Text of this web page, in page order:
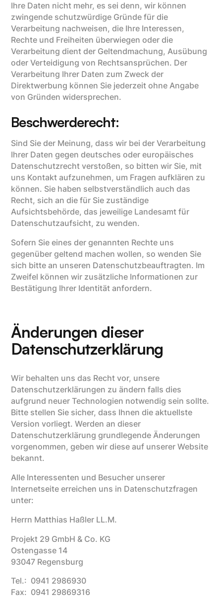
Ihre Daten nicht mehr, es sei denn, wir können
zwingende schutzwürdige Gründe für die
Verarbeitung nachweisen, die Ihre Interessen,
Rechte und Freiheiten überwiegen oder die
Verarbeitung dient der Geltendmachung, Ausübung
oder Verteidigung von Rechtsansprüchen. Der
Verarbeitung Ihrer Daten zum Zweck der
Direktwerbung können Sie jederzeit ohne Angabe
von Gründen widersprechen.
Beschwerderecht:
Sind Sie der Meinung, dass wir bei der Verarbeitung
Ihrer Daten gegen deutsches oder europäisches
Datenschutzrecht verstoßen, so bitten wir Sie, mit
uns Kontakt aufzunehmen, um Fragen aufklären zu
können. Sie haben selbstverständlich auch das
Recht, sich an die für Sie zuständige
Aufsichtsbehörde, das jeweilige Landesamt für
Datenschutzaufsicht, zu wenden.
Sofern Sie eines der genannten Rechte uns
gegenüber geltend machen wollen, so wenden Sie
sich bitte an unseren Datenschutzbeauftragten. Im
Zweifel können wir zusätzliche Informationen zur
Bestätigung Ihrer Identität anfordern.
Änderungen dieser
Datenschutzerklärung
Wir behalten uns das Recht vor, unsere
Datenschutzerklärungen zu ändern falls dies
aufgrund neuer Technologien notwendig sein sollte.
Bitte stellen Sie sicher, dass Ihnen die aktuellste
Version vorliegt. Werden an dieser
Datenschutzerklärung grundlegende Änderungen
vorgenommen, geben wir diese auf unserer Website
bekannt.
Alle Interessenten und Besucher unserer
Internetseite erreichen uns in Datenschutzfragen
unter:
Herrn Matthias Haßler LL.M.
Projekt 29 GmbH & Co. KG
Ostengasse 14
93047 Regensburg
Tel.: 0941 2986930
Fax: 0941 29869316